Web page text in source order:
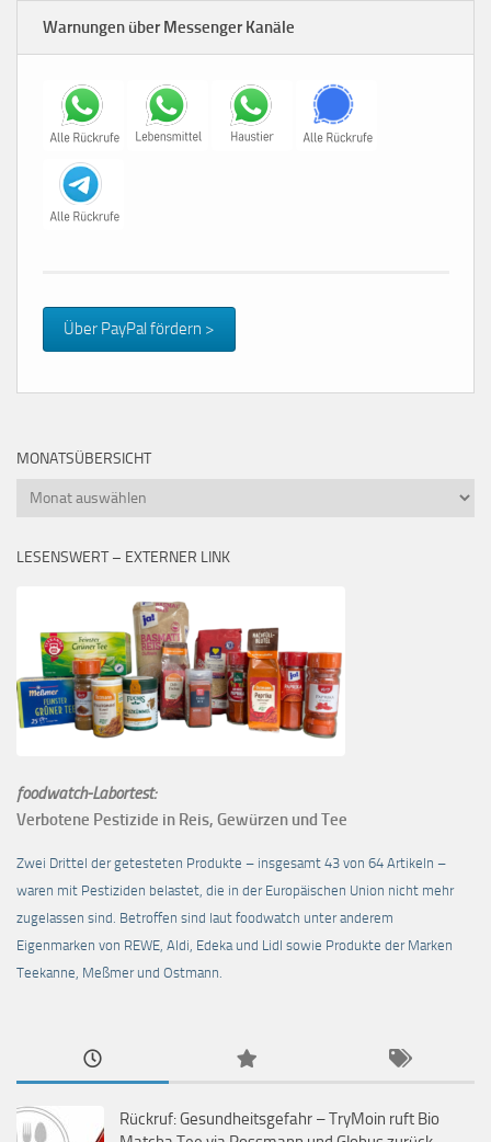
Warnungen über Messenger Kanäle
Über PayPal fördern >
MONATSÜBERSICHT
Monatsübersicht
LESENSWERT – EXTERNER LINK
foodwatch-Labortest:
Verbotene Pestizide in Reis, Gewürzen und Tee
Zwei Drittel der getesteten Produkte – insgesamt 43 von 64 Artikeln –
waren mit Pestiziden belastet, die in der Europäischen Union nicht mehr
zugelassen sind. Betroffen sind laut foodwatch unter anderem
Eigenmarken von REWE, Aldi, Edeka und Lidl sowie Produkte der Marken
Teekanne, Meßmer und Ostmann.
Rückruf: Gesundheitsgefahr – TryMoin ruft Bio